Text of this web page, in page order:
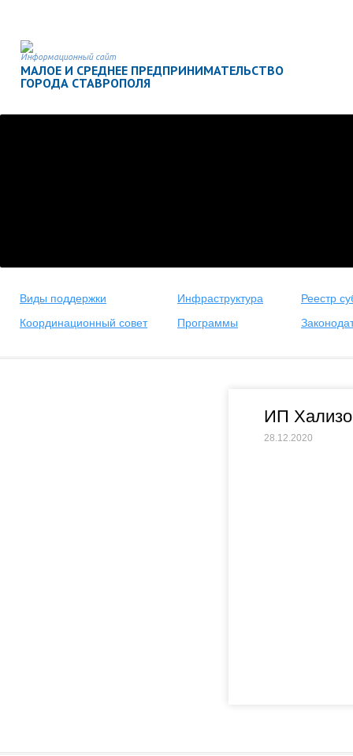
Информационный сайт
МАЛОЕ И СРЕДНЕЕ ПРЕДПРИНИМАТЕЛЬСТВО
ГОРОДА СТАВРОПОЛЯ
Виды поддержки Инфраструктура
Реестр
Координационный совет
Программы
ИП
28.12.2020